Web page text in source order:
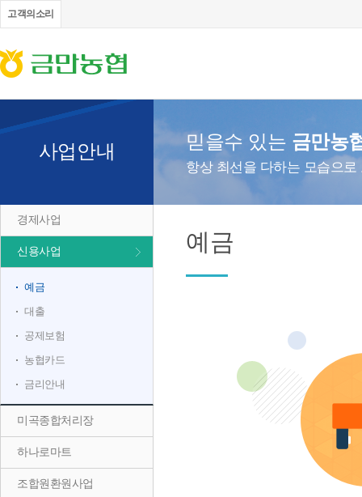
고객의소리
믿을수 있는 금만농
항상 최선을 다하는 모습으
사업안내
경제사업
신용사업
예금
대출
공제보험
농협카드
금리안내
미곡종합처리장
하나로마트
조합원환원사업
예금